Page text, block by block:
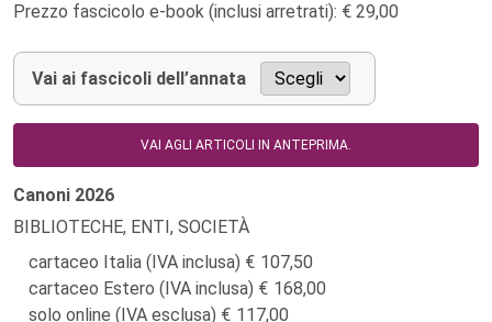
Prezzo fascicolo e-book (inclusi arretrati): € 29,00
Vai ai fascicoli dell’annata
VAI AGLI ARTICOLI IN ANTEPRIMA.
Canoni 2026
BIBLIOTECHE, ENTI, SOCIETÀ
cartaceo Italia (IVA inclusa)
107,50
cartaceo Estero (IVA inclusa)
168,00
solo online (IVA esclusa)
117,00